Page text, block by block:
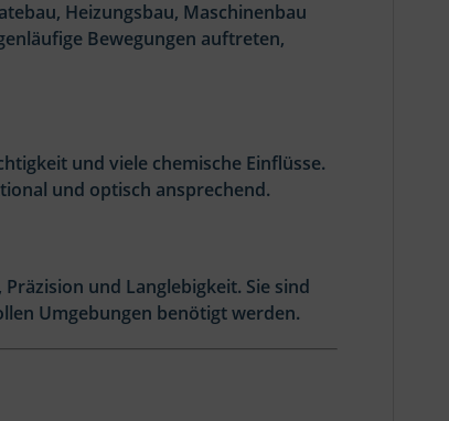
Heizungsbau, Maschinenbau
Bewegungen auftreten,
und viele chemische Einflüsse.
und optisch ansprechend.
und Langlebigkeit. Sie sind
Umgebungen benötigt werden.